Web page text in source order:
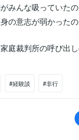
みんな吸っていたの
の意志が弱かった
庭裁判所の呼び出し
#経験談 #非行